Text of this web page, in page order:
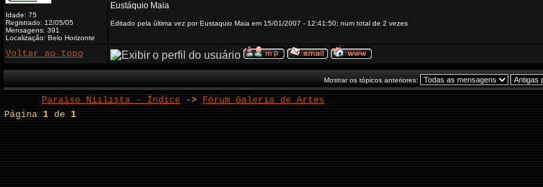
Idade: 75
Registrado: 12/05/05
Mensagens: 391
Localização: Belo Horizonte
Eustáquio Maia
Editado pela última vez por Eustaquio Maia em 15/01/2007 - 12:41:50; num total de 2 vezes
Voltar ao topo
Mostrar os tópicos anteriores:
Paraíso Niilista - Índice -> Fórum Galeria de Artes
Página1 de1